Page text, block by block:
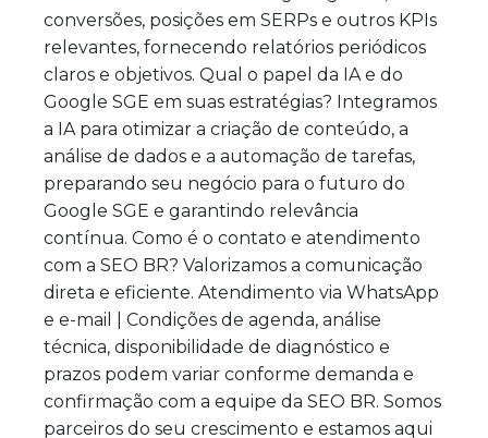
conversões, posições em SERPs e outros KPIs
relevantes, fornecendo relatórios periódicos
claros e objetivos. Qual o papel da IA e do
Google SGE em suas estratégias? Integramos
a IA para otimizar a criação de conteúdo, a
análise de dados e a automação de tarefas,
preparando seu negócio para o futuro do
Google SGE e garantindo relevância
contínua. Como é o contato e atendimento
com a SEO BR? Valorizamos a comunicação
direta e eficiente. Atendimento via WhatsApp
e e-mail | Condições de agenda, análise
técnica, disponibilidade de diagnóstico e
prazos podem variar conforme demanda e
confirmação com a equipe da SEO BR. Somos
parceiros do seu crescimento e estamos aqui